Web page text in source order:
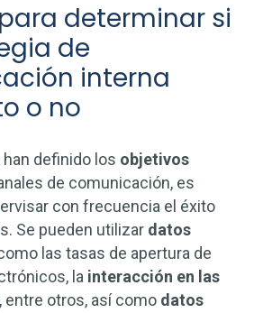
determinar si
de
interna
o no
definido los objetivos
de comunicación, es
con frecuencia el éxito
Se pueden utilizar datos
las tasas de apertura de
la interacción en las
, entre otros, así como datos